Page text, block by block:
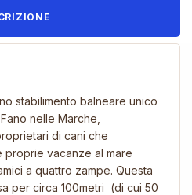
stabilimento balneare unico
nelle Marche,
di cani che
vacanze al mare
a quattro zampe. Questa
per circa 100metri (di cui 50